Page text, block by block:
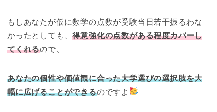
もしあなたが仮に数学の点数が受験当日若干振るわな
かったとしても、得意強化の点数がある程度カバーし
てくれるので、
あなたの個性や価値観に合った大学選びの選択肢を大
幅に広げることができるのですよ